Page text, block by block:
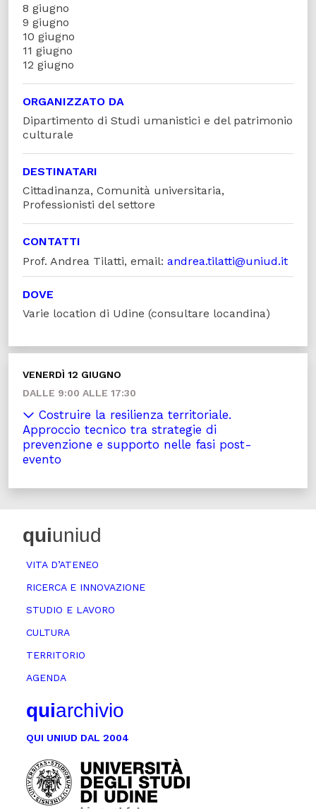
8 giugno
9 giugno
10 giugno
11 giugno
12 giugno
ORGANIZZATO DA
Dipartimento di Studi umanistici e del patrimonio
culturale
DESTINATARI
Cittadinanza, Comunità universitaria,
Professionisti del settore
CONTATTI
Prof. Andrea Tilatti, email: andrea.tilatti@uniud.it
DOVE
Varie location di Udine (consultare locandina)
VENERDÌ 12 GIUGNO
DALLE 9:00 ALLE 17:30
Costruire la resilienza territoriale.
Approccio tecnico tra strategie di
prevenzione e supporto nelle fasi post-
evento
quiuniud
VITA D’ATENEO
RICERCA E INNOVAZIONE
STUDIO E LAVORO
CULTURA
TERRITORIO
AGENDA
quiarchivio
QUI UNIUD DAL 2004